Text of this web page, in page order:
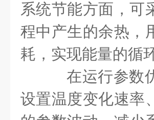
系统节能方面，可
程中产生的余热，
耗，实现能量的循
在运行参数
设置温度变化速率